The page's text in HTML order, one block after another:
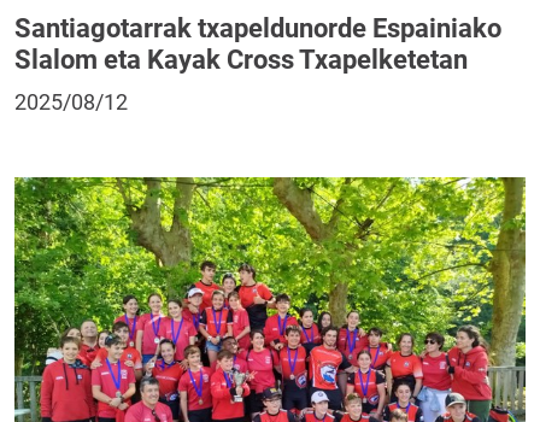
Santiagotarrak txapeldunorde Espainiako
Slalom eta Kayak Cross Txapelketetan
2025/08/12